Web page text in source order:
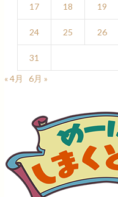
17 18 19
24 25 26
31
« 4月
6月 »